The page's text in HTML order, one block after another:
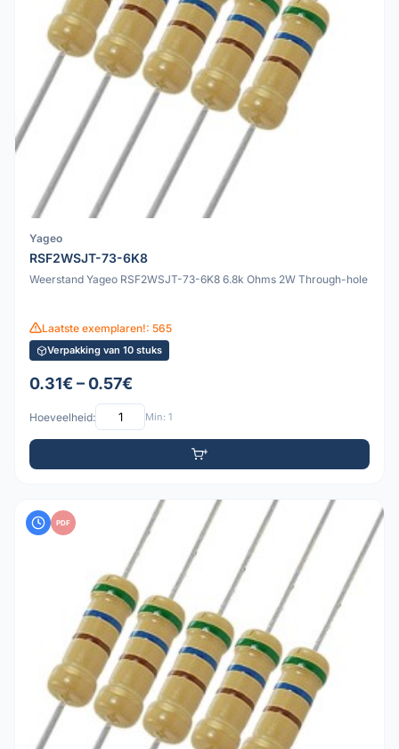
Yageo
RSF2WSJT-73-6K8
Weerstand Yageo RSF2WSJT-73-6K8 6.8k Ohms 2W Through-hole
Laatste exemplaren!: 565
Verpakking van 10 stuks
0.31€ – 0.57€
Hoeveelheid: Min: 1
PDF